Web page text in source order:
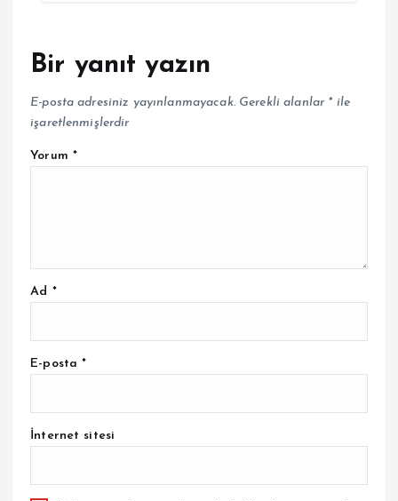
Bir yanıt yazın
E-posta adresiniz yayınlanmayacak. Gerekli alanlar *ile
işaretlenmişlerdir
Yorum *
Ad *
E-posta*
İnternet sitesi